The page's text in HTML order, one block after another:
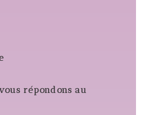
répondons au